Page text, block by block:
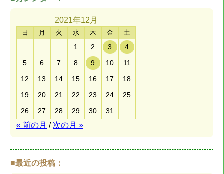
2021年12月
日 月 火 水 木 金 土
1 2 3
4
5
6 7 8 9 10
11
12
13 14 15 16 17
18
19
20 21 22 23 24
25
26
27 28 29 30 31
« 前の月 / 次の月 »
■最近の投稿：